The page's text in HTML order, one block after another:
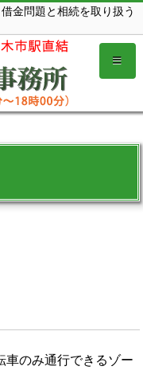
金問題と相続を取り扱う
車のみ通行できるゾー